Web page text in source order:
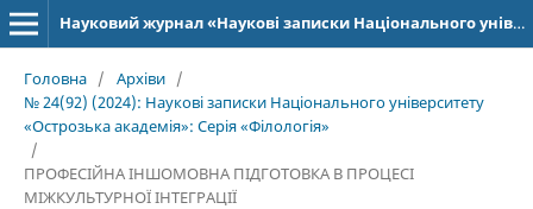
Науковий журнал «Наукові записки Національного університету «Острозька академія»: серія «Філологія»
Головна / Архіви /
№ 24(92) (2024): Наукові записки Національного університету
«Острозька академія»: Серія «Філологія»
/
ПРОФЕСІЙНА ІНШОМОВНА ПІДГОТОВКА В ПРОЦЕСІ
МІЖКУЛЬТУРНОЇ ІНТЕГРАЦІЇ